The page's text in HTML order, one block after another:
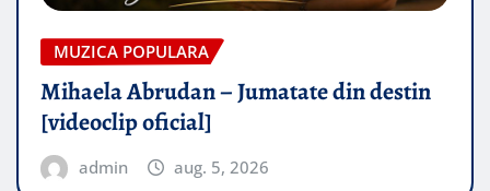
MUZICA POPULARA
Mihaela Abrudan – Jumatate din destin
[videoclip oficial]
admin aug. 5, 2026